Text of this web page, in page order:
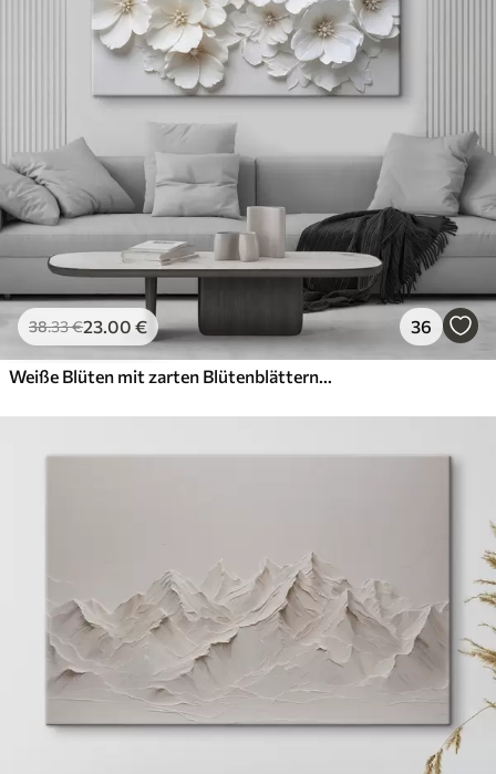
38.33€23.00 € 36
Weiße Blüten mit zarten Blütenblättern, angeordnet in einem wunderschönen Blumenmuster vor einem hellen Hintergrund